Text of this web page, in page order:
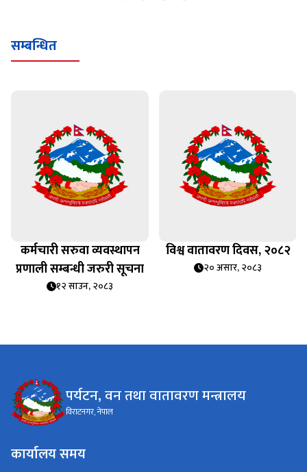
सम्बन्धित
कर्मचारी सरुवा व्यवस्थापन
प्रणाली सम्बन्धी जरुरी सूचना
१२ साउन, २०८३
विश्व वातावरण दिवस, २०८२
२० असार, २०८३
पर्यटन, वन तथा वातावरण मन्त्रालय
विराटनगर, नेपाल
कार्यालय समय